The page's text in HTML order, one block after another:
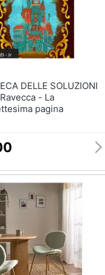
DELLE SOLUZIONI
pagina